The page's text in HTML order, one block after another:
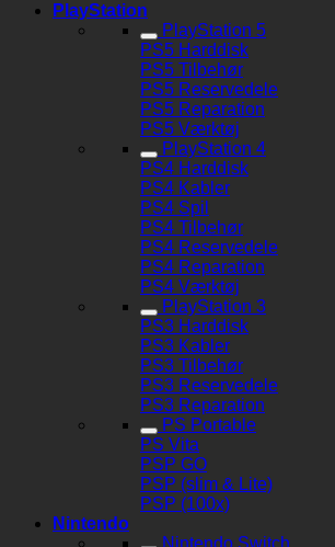
PlayStation
PlayStation 5
PS5 Harddisk
PS5 Tilbehør
PS5 Reservedele
PS5 Reparation
PS5 Værktøj
PlayStation 4
PS4 Harddisk
PS4 Kabler
PS4 Spil
PS4 Tilbehør
PS4 Reservedele
PS4 Reparation
PS4 Værktøj
PlayStation 3
PS3 Harddisk
PS3 Kabler
PS3 Tilbehør
PS3 Reservedele
PS3 Reparation
PS Portable
PS Vita
PSP GO
PSP (slim & Lite)
PSP (100x)
Nintendo